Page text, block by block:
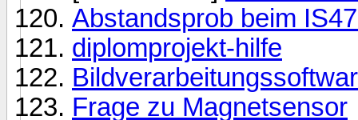
Abstandsprob beim
diplomprojekt-hilfe
Frage zu Magnetsensor